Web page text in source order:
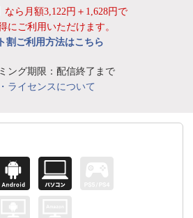
なら月額3,122円＋1,628円で
にご利用いただけます。
割ご利用方法はこちら
ング期限：配信終了まで
ライセンスについて